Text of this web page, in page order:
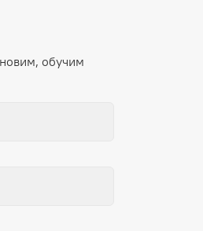
обучим